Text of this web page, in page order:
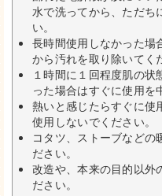
水で洗ってから、ただち
い。
長時間使用しなかった場
から汚れを取り除いてく
１時間に１回程度肌の
った場合はすぐに使用を
熱いと感じたらすぐに使
使用しないでください。
コタツ、ストーブなどの
ださい。
改造や、本来の目的以外
ださい。